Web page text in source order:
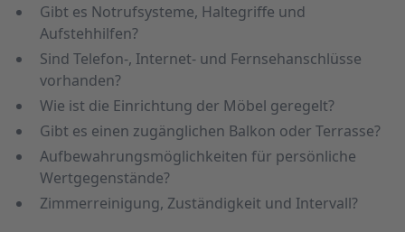
Gibt es Notruf­systeme, Halte­griffe und
Aufstehhilfen?
Sind Telefon-, Internet- und Fernseh­anschlüsse
vorhanden?
Wie ist die Einrichtung der Möbel geregelt?
Gibt es einen zugänglichen Balkon oder Terrasse?
Aufbewahrungs­möglich­keiten für persönliche
Wert­gegen­stände?
Zimmerreinigung, Zuständigkeit und Intervall?